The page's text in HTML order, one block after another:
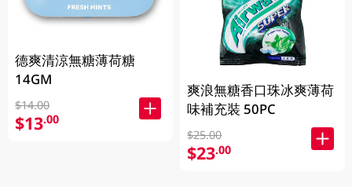
德爽清涼無糖薄荷糖
14GM
$14.00
$13.00
爽浪無糖香口珠冰爽薄荷
味補充裝 50PC
$25.00
$23.00